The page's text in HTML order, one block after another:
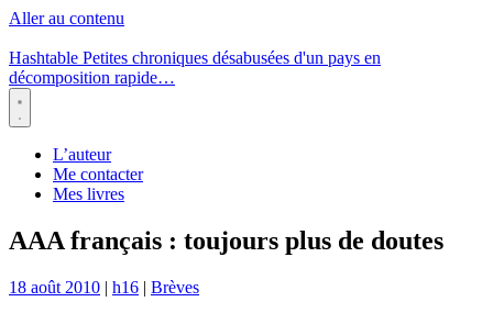
Aller au contenu
Hashtable Petites chroniques désabusées d'un pays en
décomposition rapide…
Menu
L’auteur
Me contacter
Mes livres
AAA français : toujours plus de doutes
18 août 2010 | h16 | Brèves